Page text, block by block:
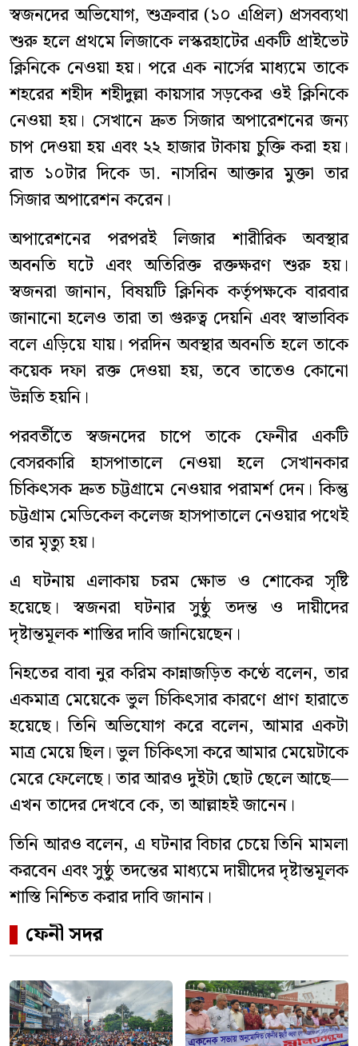
স্বজনদের অভিযোগ, শুক্রবার (১০ এপ্রিল) প্রসবব্যথা
শুরু হলে প্রথমে লিজাকে লস্করহাটের একটি প্রাইভেট
ক্লিনিকে নেওয়া হয়। পরে এক নার্সের মাধ্যমে তাকে
শহরের শহীদ শহীদুল্লা কায়সার সড়কের ওই ক্লিনিকে
নেওয়া হয়। সেখানে দ্রুত সিজার অপারেশনের জন্য
চাপ দেওয়া হয় এবং ২২ হাজার টাকায় চুক্তি করা হয়।
রাত ১০টার দিকে ডা. নাসরিন আক্তার মুক্তা তার
সিজার অপারেশন করেন।
অপারেশনের পরপরই লিজার শারীরিক অবস্থার
অবনতি ঘটে এবং অতিরিক্ত রক্তক্ষরণ শুরু হয়।
স্বজনরা জানান, বিষয়টি ক্লিনিক কর্তৃপক্ষকে বারবার
জানানো হলেও তারা তা গুরুত্ব দেয়নি এবং স্বাভাবিক
বলে এড়িয়ে যায়। পরদিন অবস্থার অবনতি হলে তাকে
কয়েক দফা রক্ত দেওয়া হয়, তবে তাতেও কোনো
উন্নতি হয়নি।
পরবর্তীতে স্বজনদের চাপে তাকে ফেনীর একটি
বেসরকারি হাসপাতালে নেওয়া হলে সেখানকার
চিকিৎসক দ্রুত চট্টগ্রামে নেওয়ার পরামর্শ দেন। কিন্তু
চট্টগ্রাম মেডিকেল কলেজ হাসপাতালে নেওয়ার পথেই
তার মৃত্যু হয়।
এ ঘটনায় এলাকায় চরম ক্ষোভ ও শোকের সৃষ্টি
হয়েছে। স্বজনরা ঘটনার সুষ্ঠু তদন্ত ও দায়ীদের
দৃষ্টান্তমূলক শাস্তির দাবি জানিয়েছেন।
নিহতের বাবা নুর করিম কান্নাজড়িত কণ্ঠে বলেন, তার
একমাত্র মেয়েকে ভুল চিকিৎসার কারণে প্রাণ হারাতে
হয়েছে। তিনি অভিযোগ করে বলেন, আমার একটা
মাত্র মেয়ে ছিল। ভুল চিকিৎসা করে আমার মেয়েটাকে
মেরে ফেলেছে। তার আরও দুইটা ছোট ছেলে আছে—
এখন তাদের দেখবে কে, তা আল্লাহই জানেন।
তিনি আরও বলেন, এ ঘটনার বিচার চেয়ে তিনি মামলা
করবেন এবং সুষ্ঠু তদন্তের মাধ্যমে দায়ীদের দৃষ্টান্তমূলক
শাস্তি নিশ্চিত করার দাবি জানান।
ফেনী সদর